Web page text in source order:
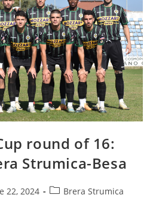
round of 16:
Strumica-Besa
22, 2024 Brera Strumica